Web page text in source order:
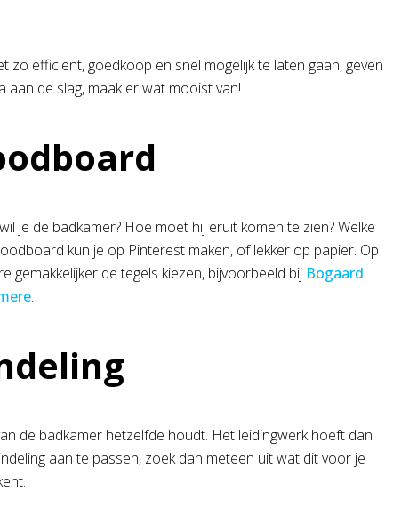
efficiënt, goedkoop en snel mogelijk te laten gaan, geven
de slag, maak er wat mooist van!
je de badkamer? Hoe moet hij eruit komen te zien? Welke
kun je op Pinterest maken, of lekker op papier. Op
gemakkelijker de tegels kiezen, bijvoorbeeld bij Bogaard
.
de badkamer hetzelfde houdt. Het leidingwerk hoeft dan
aan te passen, zoek dan meteen uit wat dit voor je